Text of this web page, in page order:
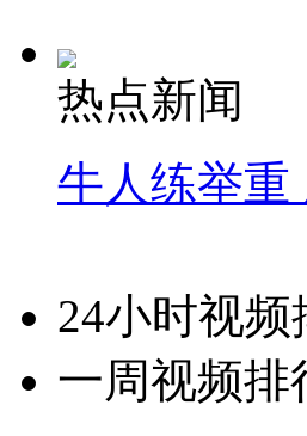
热点新闻
牛人练举重
24小时视频
一周视频排